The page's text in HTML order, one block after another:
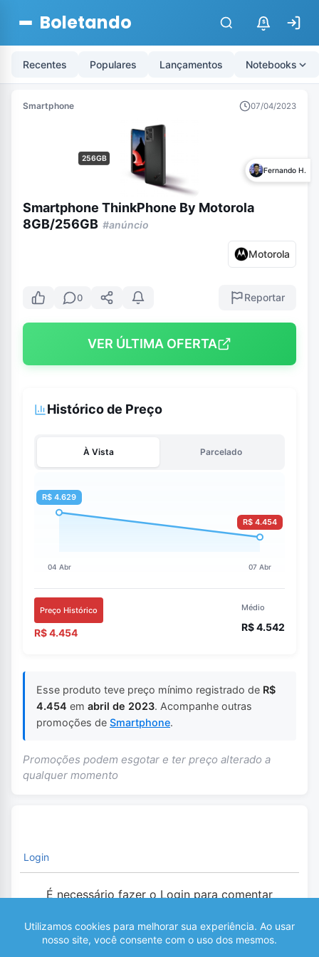
Boletando $
Recentes Populares Lançamentos Notebooks
Smartphone 07/04/2023
256GB
Fernando H.
Smartphone ThinkPhone By Motorola
8GB/256GB #anúncio
Motorola
0 Reportar
VER ÚLTIMA OFERTA
Histórico de Preço
À Vista Parcelado
Preço Histórico
R$ 4.454
Médio
R$ 4.542
Esse produto teve preço mínimo registrado de R$
4.454 em abril de 2023. Acompanhe outras
promoções de Smartphone.
Promoções podem esgotar e ter preço alterado a
qualquer momento
Login
É necessário fazer o Login para comentar
0 COMENTÁRIOS